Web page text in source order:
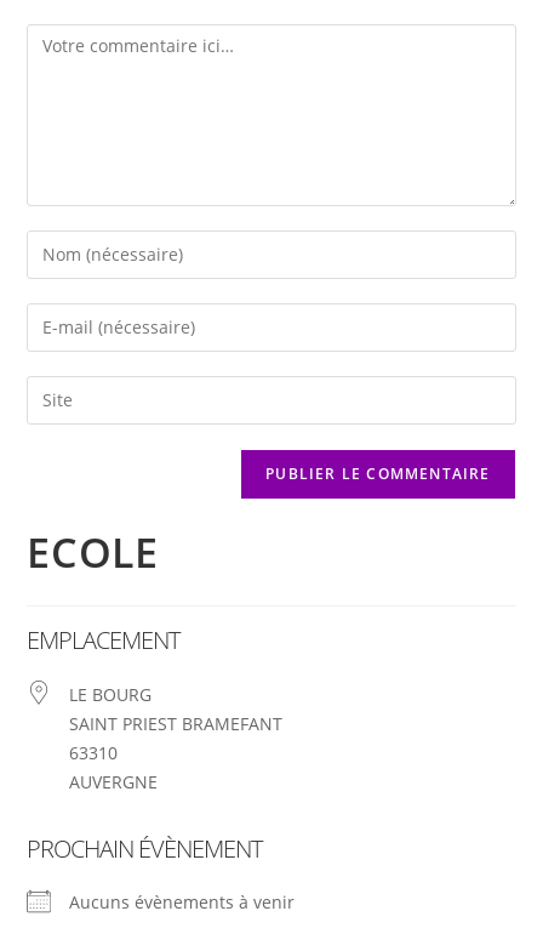
ECOLE
EMPLACEMENT
LE BOURG
SAINT PRIEST BRAMEFANT
63310
AUVERGNE
PROCHAIN ÉVÈNEMENT
Aucuns évènements à venir